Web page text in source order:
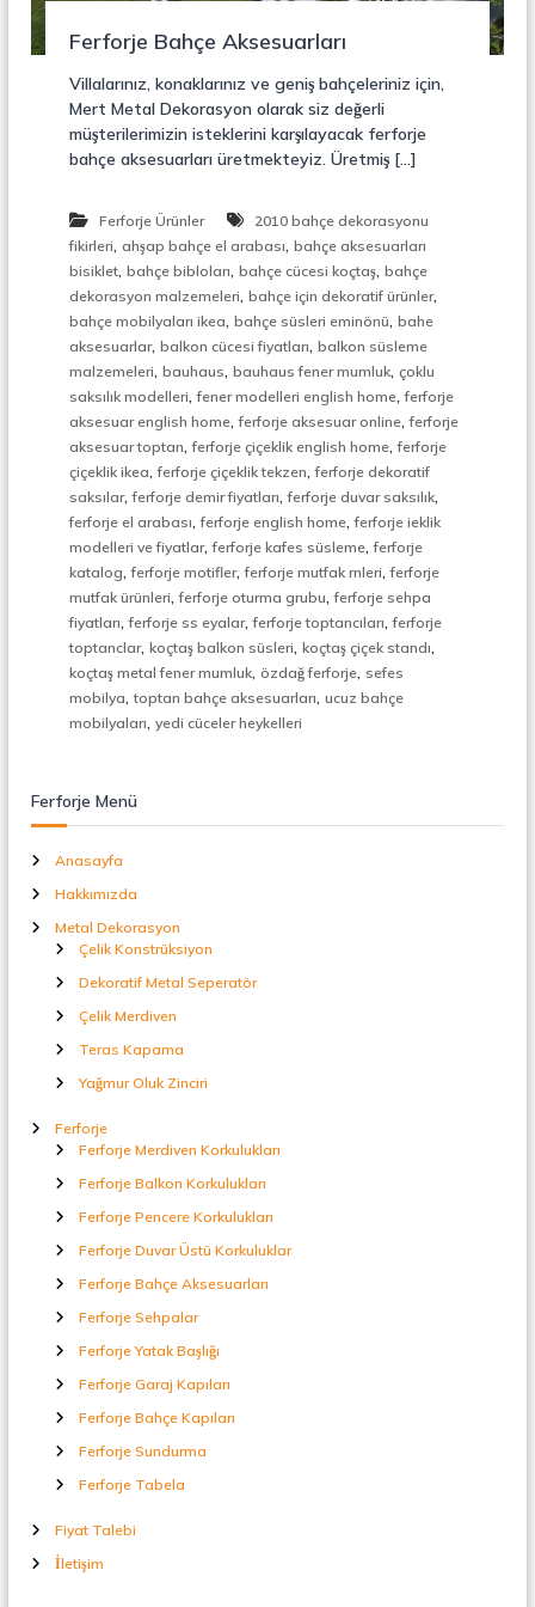
n
k
i
y
o
n
e
l
i
k
M
e
r
d
v
,
M
e
t
a
e
p
e
r
a
Ferforje Bahçe Aksesuarları
Villalarınız, konaklarınız ve geniş bahçeleriniz için,
Mert Metal Dekorasyon olarak siz değerli
müşterilerimizin isteklerini karşılayacak ferforje
bahçe aksesuarları üretmekteyiz. Üretmiş […]
Ferforje Ürünler
2010 bahçe dekorasyonu
fikirleri, ahşap bahçe el arabası, bahçe aksesuarları
bisiklet, bahçe bibloları, bahçe cücesi koçtaş, bahçe
dekorasyon malzemeleri, bahçe için dekoratif ürünler,
bahçe mobilyaları ikea, bahçe süsleri eminönü, bahe
aksesuarlar, balkon cücesi fiyatları, balkon süsleme
malzemeleri, bauhaus, bauhaus fener mumluk, çoklu
saksılık modelleri,fener modelleri english home,ferforje
aksesuar english home,ferforje aksesuar online,ferforje
aksesuar toptan,ferforje çiçeklik english home,ferforje
çiçeklik ikea,ferforje çiçeklik tekzen,ferforje dekoratif
saksılar,ferforje demir fiyatları,ferforje duvar saksılık,
ferforje el arabası,ferforje english home,ferforje ieklik
modelleri ve fiyatlar,ferforje kafes süsleme,ferforje
katalog,ferforje motifler,ferforje mutfak rnleri,ferforje
mutfak ürünleri,ferforje oturma grubu,ferforje sehpa
fiyatları,ferforje ss eyalar,ferforje toptancıları,ferforje
toptanclar, koçtaş balkon süsleri, koçtaş çiçek standı,
koçtaş metal fener mumluk, özdağ ferforje, sefes
mobilya,toptan bahçe aksesuarları, ucuz bahçe
mobilyaları, yedi cüceler heykelleri
Ferforje Menü
Anasayfa
Hakkımızda
Metal Dekorasyon
Çelik Konstrüksiyon
Dekoratif Metal Seperatör
Çelik Merdiven
Teras Kapama
Yağmur Oluk Zinciri
Ferforje
Ferforje Merdiven Korkulukları
Ferforje Balkon Korkulukları
Ferforje Pencere Korkulukları
Ferforje Duvar Üstü Korkuluklar
Ferforje Bahçe Aksesuarları
Ferforje Sehpalar
Ferforje Yatak Başlığı
Ferforje Garaj Kapıları
Ferforje Bahçe Kapıları
Ferforje Sundurma
Ferforje Tabela
Fiyat Talebi
İletişim